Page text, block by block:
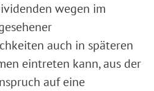
wegen im
auch in späteren
eintreten kann, aus der
auf eine